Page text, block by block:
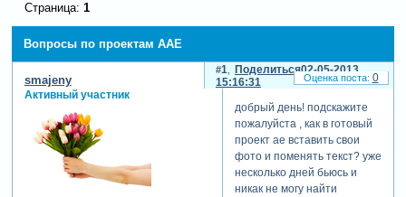
Вопросы по проектам ААЕ
Страница: 1
Поделиться
1
02-05-2013
15:16:31
smajeny
Активный участник
добрый день! подскажите
пожалуйста , как в готовый
проект ае вставить свои
фото и поменять текст? уже
несколько дней бьюсь и
никак не могу найти
0